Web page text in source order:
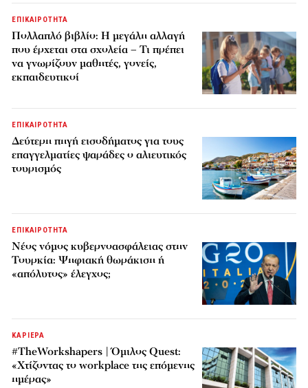
ΕΠΙΚΑΙΡΟΤΗΤΑ
Πολλαπλό βιβλίο: Η μεγάλη αλλαγή
που έρχεται στα σχολεία – Τι πρέπει
να γνωρίζουν μαθητές, γονείς,
εκπαιδευτικοί
ΕΠΙΚΑΙΡΟΤΗΤΑ
Δεύτερη πηγή εισοδήματος για τους
επαγγελματίες ψαράδες ο αλιευτικός
τουρισμός
ΕΠΙΚΑΙΡΟΤΗΤΑ
Νέος νόμος κυβερνοασφάλειας στην
Τουρκία: Ψηφιακή θωράκιση ή
«απόλυτος» έλεγχος;
ΚΑΡΙΕΡΑ
#TheWorkshapers | Όμιλος Quest:
«Χτίζοντας το workplace της επόμενης
ημέρας»